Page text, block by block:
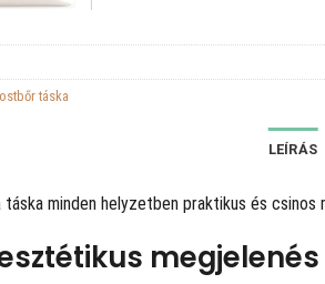
táska
LEÍRÁS
minden helyzetben praktikus és
megjelenés